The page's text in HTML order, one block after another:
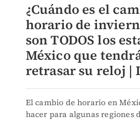
¿Cuándo es el
horario de
son TODOS los
México que
retrasar su reloj |
El cambio de horario en
hacer para algunas regiones